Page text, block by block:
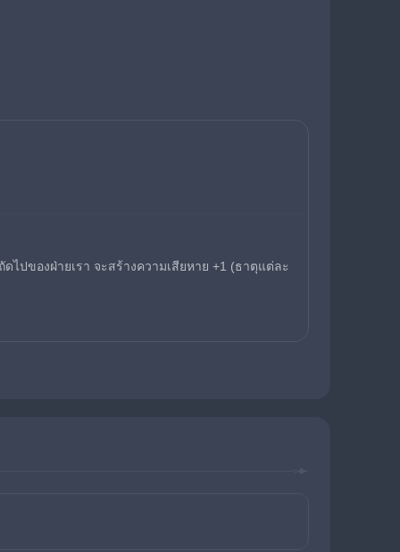
ปของฝ่ายเรา จะสร้างความเสียหาย +1 (ธาตุแต่ละ